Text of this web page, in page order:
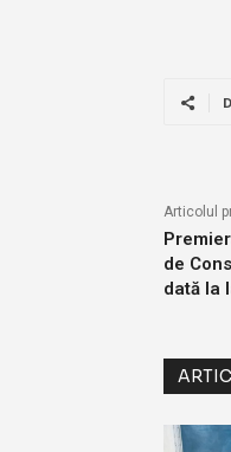
Articolul
de
dată la